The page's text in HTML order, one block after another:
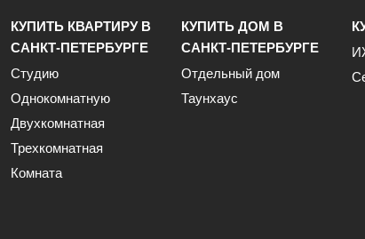
КУПИТЬ КВАРТИРУ В
САНКТ-ПЕТЕРБУРГЕ
Студию
Однокомнатную
Двухкомнатная
Трехкомнатная
Комната
КУПИТЬ ДОМ В
САНКТ-ПЕТЕРБУРГЕ
Отдельный дом
Таунхаус